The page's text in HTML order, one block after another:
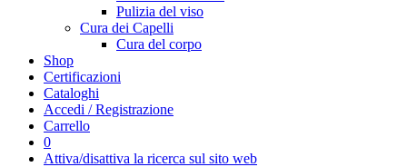
Pulizia del viso
Cura dei Capelli
Cura del corpo
Shop
Certificazioni
Cataloghi
Accedi / Registrazione
Carrello
0
Attiva/disattiva la ricerca sul sito web